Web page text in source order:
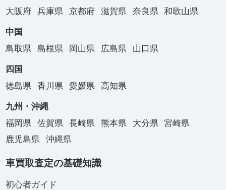
大阪府
兵庫県 京都府 滋賀県 奈良県 和歌山県
中国
鳥取県
島根県 岡山県 広島県 山口県
四国
徳島県
香川県 愛媛県 高知県
九州・沖縄
福岡県
佐賀県 長崎県 熊本県 大分県
宮崎県
鹿児島県
沖縄県
車買取査定の基礎知識
初心者ガイド